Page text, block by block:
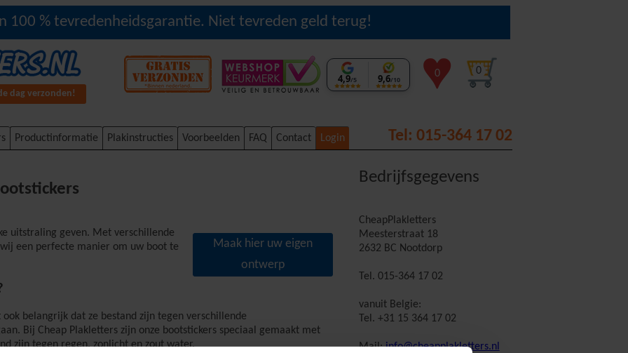
100 % tevredenheidsgarantie. Niet tevreden geld terug!
dag verzonden!
4,9/5 9,6/10
0 0
Productinformatie Plakinstructies Voorbeelden FAQ Contact Login Tel: 015-364 17 02
Maak hier uw eigen
ontwerp
uitstraling geven. Met verschillende
een perfecte manier om uw boot te
belangrijk dat ze bestand zijn tegen verschillende
Bij Cheap Plakletters zijn onze bootstickers speciaal gemaakt met
zijn tegen regen, zonlicht en zout water.
Bedrijfsgegevens
CheapPlakletters
Meesterstraat 18
2632 BC Nootdorp
Tel. 015-364 17 02
vanuit Belgie:
Tel. +31 15 364 17 02
Mail:info@cheapplakletters.nl